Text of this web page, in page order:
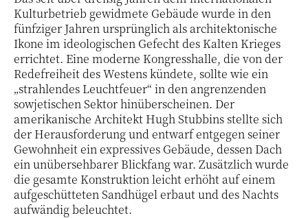
Kulturbetrieb gewidmete Gebäude wurde in den
fünfziger Jahren ursprünglich als architektonische
Ikone im ideologischen Gefecht des Kalten Krieges
errichtet. Eine moderne Kongresshalle, die von der
Redefreiheit des Westens kündete, sollte wie ein
„strahlendes Leuchtfeuer“ in den angrenzenden
sowjetischen Sektor hinüberscheinen. Der
amerikanische Architekt Hugh Stubbins stellte sich
der Herausforderung und entwarf entgegen seiner
Gewohnheit ein expressives Gebäude, dessen Dach
ein unübersehbarer Blickfang war. Zusätzlich wurde
die gesamte Konstruktion leicht erhöht auf einem
aufgeschütteten Sandhügel erbaut und des Nachts
aufwändig beleuchtet.